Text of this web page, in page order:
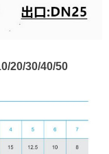
20/30/40/50